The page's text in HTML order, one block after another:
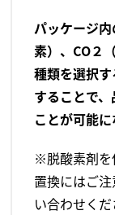
パッケージ
素）、CO２
種類を選択
することで
ことが可能に
※脱酸素剤を
置換にはご
い合わせくだ